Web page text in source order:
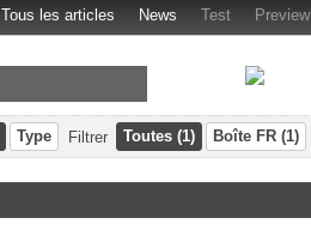
Tous les articles News Test Preview
Type Filtrer Toutes (1) Boîte FR (1)